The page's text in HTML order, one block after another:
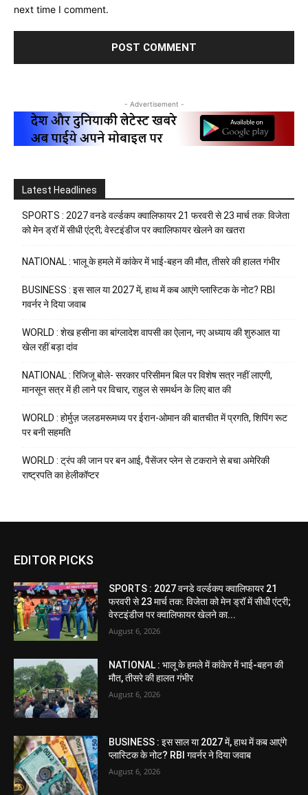
next time I comment.
- Advertisement -
Latest Headlines
SPORTS : 2027 वनडे वर्ल्डकप क्वालिफायर 21 फरवरी से 23 मार्च तक: विजेता
को मेन ड्रॉ में सीधी एंट्री; वेस्टइंडीज पर क्वालिफायर खेलने का खतरा
NATIONAL : भालू के हमले में कांकेर में भाई-बहन की मौत, तीसरे की हालत गंभीर
BUSINESS : इस साल या 2027 में, हाथ में कब आएंगे प्लास्टिक के नोट? RBI
गवर्नर ने दिया जवाब
WORLD : शेख हसीना का बांग्लादेश वापसी का ऐलान, नए अध्याय की शुरुआत या
खेल रहीं बड़ा दांव
NATIONAL : रिजिजू बोले- सरकार परिसीमन बिल पर विशेष सत्र नहीं लाएगी,
मानसून सत्र में ही लाने पर विचार, राहुल से समर्थन के लिए बात की
WORLD : होर्मुज़ जलडमरूमध्य पर ईरान-ओमान की बातचीत में प्रगति, शिपिंग रूट
पर बनी सहमति
WORLD : ट्रंप की जान पर बन आई, पैसेंजर प्लेन से टकराने से बचा अमेरिकी
राष्ट्रपति का हेलीकॉप्टर
EDITOR PICKS
SPORTS : 2027 वनडे वर्ल्डकप क्वालिफायर 21
फरवरी से 23 मार्च तक: विजेता को मेन ड्रॉ में सीधी एंट्री;
वेस्टइंडीज पर क्वालिफायर खेलने का...
August 6, 2026
NATIONAL : भालू के हमले में कांकेर में भाई-बहन की
मौत, तीसरे की हालत गंभीर
August 6, 2026
BUSINESS : इस साल या 2027 में, हाथ में कब आएंगे
प्लास्टिक के नोट? RBI गवर्नर ने दिया जवाब
August 6, 2026